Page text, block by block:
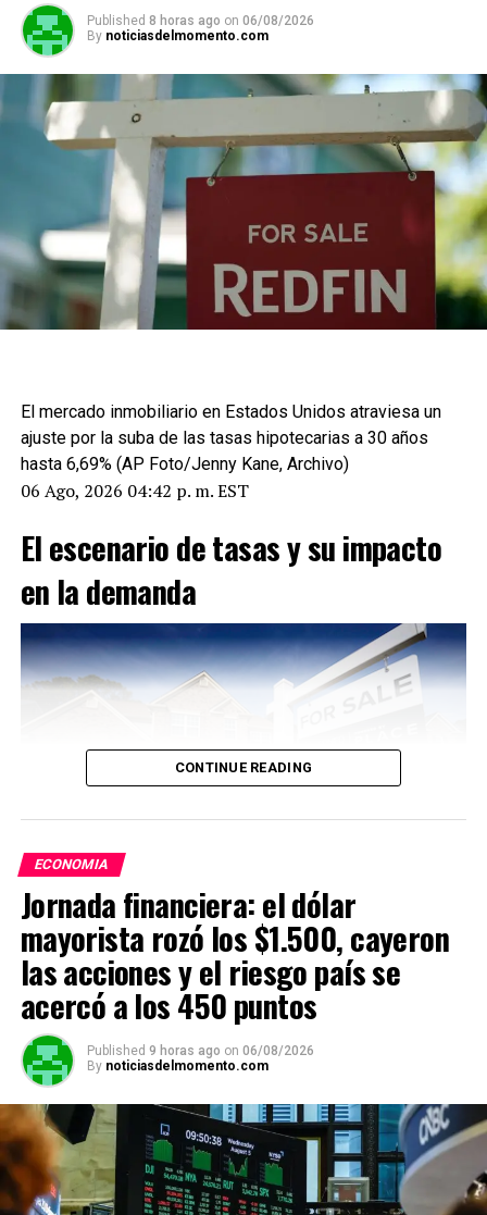
Published 8 horas ago on 06/08/2026
By noticiasdelmomento.com
El mercado inmobiliario en Estados Unidos atraviesa un
ajuste por la suba de las tasas hipotecarias a 30 años
hasta 6,69% (AP Foto/Jenny Kane, Archivo)
06 Ago, 2026 04:42 p. m. EST
El escenario de tasas y su impacto
en la demanda
Un préstamo hipotecario de USD 300.000 a 30 años
implica pagar cerca de USD 397.620 en intereses con la
tasa actual (AP foto/Mike Stewart)
CONTINUE READING
ECONOMIA
Jornada financiera: el dólar
mayorista rozó los $1.500, cayeron
las acciones y el riesgo país se
acercó a los 450 puntos
Published 9 horas ago on 06/08/2026
By noticiasdelmomento.com